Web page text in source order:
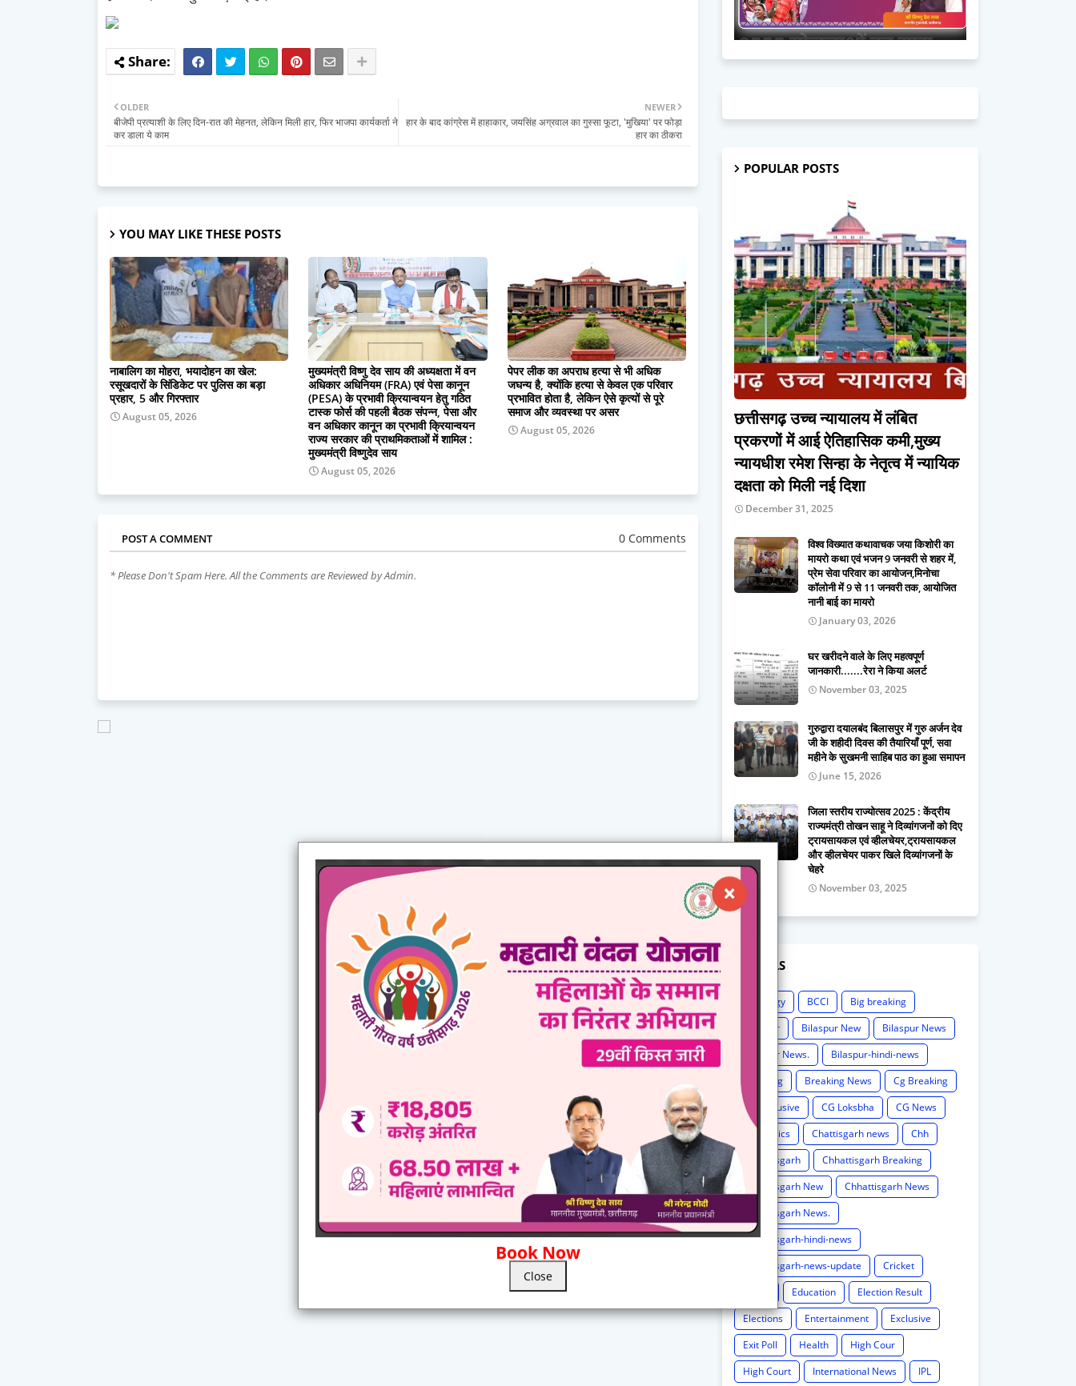
NEWER
हार के बाद कांग्रेस में हाहाकार, जयसिंह अग्रवाल का गुस्सा फूटा, 'मुखिया' पर फोड़ा
हार का ठीकरा
OLDER
बीजेपी प्रत्याशी के लिए दिन-रात की मेहनत, लेकिन मिली हार, फिर भाजपा कार्यकर्ता ने
कर डाला ये काम
YOU MAY LIKE THESE POSTS
नाबालिग का मोहरा, भयादोहन का खेल:
रसूखदारों के सिंडिकेट पर पुलिस का बड़ा
प्रहार, 5 और गिरफ्तार
August 05, 2026
मुख्यमंत्री विष्णु देव साय की अध्यक्षता में वन
अधिकार अधिनियम (FRA) एवं पेसा कानून
(PESA) के प्रभावी क्रियान्वयन हेतु गठित
टास्क फोर्स की पहली बैठक संपन्न, पेसा और
वन अधिकार कानून का प्रभावी क्रियान्वयन
राज्य सरकार की प्राथमिकताओं में शामिल :
मुख्यमंत्री विष्णुदेव साय
August 05, 2026
पेपर लीक का अपराध हत्या से भी अधिक
जघन्य है, क्योंकि हत्या से केवल एक परिवार
प्रभावित होता है, लेकिन ऐसे कृत्यों से पूरे
समाज और व्यवस्था पर असर
August 05, 2026
POST A COMMENT 0 Comments
* Please Don't Spam Here. All the Comments are Reviewed by Admin.
Book Now
Close
POPULAR POSTS
छत्तीसगढ़ उच्च न्यायालय में लंबित
प्रकरणों में आई ऐतिहासिक कमी,मुख्य
न्यायधीश रमेश सिन्हा के नेतृत्व में न्यायिक
दक्षता को मिली नई दिशा
December 31, 2025
विश्व विख्यात कथावाचक जया किशोरी का
मायरो कथा एवं भजन 9 जनवरी से शहर में,
प्रेम सेवा परिवार का आयोजन,मिनोचा
कॉलोनी में 9 से 11 जनवरी तक, आयोजित
नानी बाई का मायरो
January 03, 2026
घर खरीदने वाले के लिए महत्वपूर्ण
जानकारी.......रेरा ने किया अलर्ट
November 03, 2025
गुरुद्वारा दयालबंद बिलासपुर में गुरु अर्जन देव
जी के शहीदी दिवस की तैयारियाँ पूर्ण, सवा
महीने के सुखमनी साहिब पाठ का हुआ समापन
June 15, 2026
जिला स्तरीय राज्योत्सव 2025 : केंद्रीय
राज्यमंत्री तोखन साहू ने दिव्यांगजनों को दिए
ट्रायसायकल एवं व्हीलचेयर,ट्रायसायकल
और व्हीलचेयर पाकर खिले दिव्यांगजनों के
चेहरे
November 03, 2025
LABELS
Astrology BCCI
Big breaking
Bilaspur
Bilaspur New
Bilaspur News
Bilaspur News.
Bilaspur-hindi-news
Breaking
Breaking News
Cg Breaking
CG exclusive
CG Loksbha
CG News
CG politics
Chattisgarh news
Chh
Chhattisgarh
Chhattisgarh Breaking
Chhattisgarh New
Chhattisgarh News
Chhattisgarh News.
Chhattisgarh-hindi-news
Chhattisgarh-news-update
Cricket
Education
Election Result
Elections
Entertainment
Exclusive
Exit Poll
Health
High Cour
High Court
International News
IPL